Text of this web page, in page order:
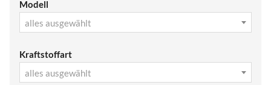
Modell
alles ausgewählt
Kraftstoffart
alles ausgewählt